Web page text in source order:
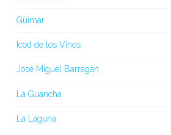
Güímar
Icod de los Vinos
José Miguel Barragán
La Guancha
La Laguna